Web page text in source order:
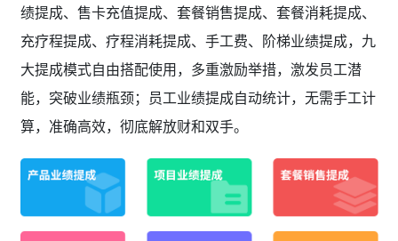
绩提成、售卡充值提成、套餐销售提成、套餐消耗提成、
充疗程提成、疗程消耗提成、手工费、阶梯业绩提成，九
大提成模式自由搭配使用，多重激励举措，激发员工潜
能，突破业绩瓶颈；员工业绩提成自动统计，无需手工计
算，准确高效，彻底解放财和双手。